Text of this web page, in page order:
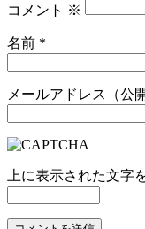
コメント ※
名前 *
メールアドレス（公
上に表示された文字